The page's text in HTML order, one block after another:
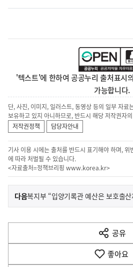
'텍스트'에 한하여 공공누리 출처표시
가능합니다.
단, 사진, 이미지, 일러스트, 동영상 등의 일부 자료
보유하고 있지 아니하므로, 반드시 해당 저작권자
저작권정책
담당자안내
기사 이용 시에는 출처를 반드시 표기해야 하며, 위
에 따라 처벌될 수 있습니다.
<자료출처=정책브리핑 www.korea.kr>
이
전
다
음
다음기
사
복지부 “입양기록관 예산은 보호출
공유
열
기
좋아요